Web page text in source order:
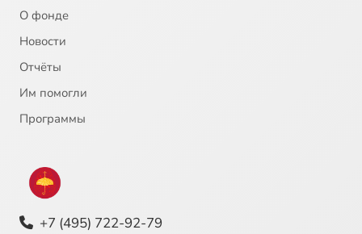
О фонде
Новости
Отчёты
Им помогли
Программы
+7 (495) 722-92-79